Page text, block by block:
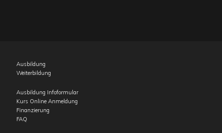
Ausbildung
Weiterbildung
Ausbildung Infoformular
Kurs Online Anmeldung
Finanzierung
FAQ